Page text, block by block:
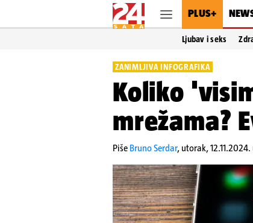
PLUS+
Ljubav i seks
ZANIMLJIVA INFOGRAFIKA
Koliko
mrežama?
Piše Bruno Serdar, utorak,